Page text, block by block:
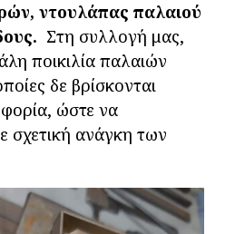
ντουλάπας παλαιού
Στη συλλογή μας,
ποικιλία παλαιών
δε βρίσκονται
ώστε να
σχετική ανάγκη των